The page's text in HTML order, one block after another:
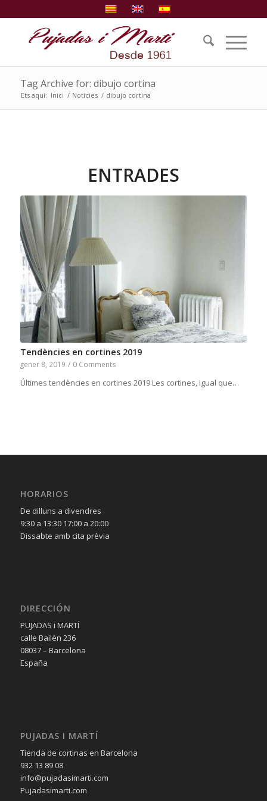
Tag Archive for: dibujo cortina
Ets aquí: Inici / Notícies / dibujo cortina
ENTRADES
Tendències en cortines 2019
gener 8, 2019 / 0 Comments
Últimes tendències en cortines 2019 Les cortines, igual que…
HORARIOS
De dilluns a divendres
9:30 a 13:30 17:00 a 20:00
Dissabte amb cita prèvia
DIRECCIÓN
PUJADAS i MARTÍ
calle Bailèn 236
08037 – Barcelona
España
PUJADAS I MARTÍ
Tienda de cortinas en Barcelona
932 13 89 08
info@pujadasimarti.com
Pujadasimarti.com